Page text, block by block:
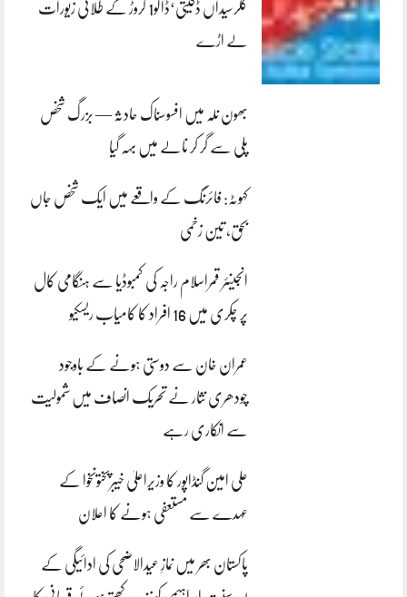
کلرسیداں ڈکیتی‘ڈاکو1 کروڑ کے طلائی زیورات
لے اڑے
بھون نلہ میں افسوسناک حادثہ — بزرگ شخص
پلی سے گر کر نالے میں بہہ گیا
کہوٹہ: فائرنگ کے واقعے میں ایک شخص جاں
بحق، تین زخمی
انجینئر قمراسلام راجہ کی کمبوڈیا سے ہنگامی کال
پر چکری میں 16 افراد کا کامیاب ریسکیو
عمران خان سے دوستی ہونے کے باوجود
چودھری نثار نے تحریک انصاف میں شمولیت
سے انکاری رہے
علی امین گنڈاپور کا وزیراعلیٰ خیبرپختونخوا کے
عہدے سے مستعفی ہونے کا اعلان
پاکستان بھر میں نمازِ عیدالاضحی کی ادائیگی کے